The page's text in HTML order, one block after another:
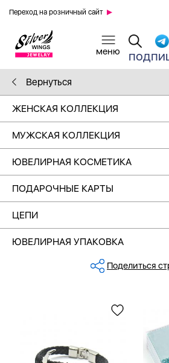
Переход на розничный сайт
Вернуться
ЖЕНСКАЯ КОЛЛЕКЦИЯ
МУЖСКАЯ КОЛЛЕКЦИЯ
ЮВЕЛИРНАЯ КОСМЕТИКА
ПОДАРОЧНЫЕ КАРТЫ
ЦЕПИ
ЮВЕЛИРНАЯ УПАКОВКА
Поделиться